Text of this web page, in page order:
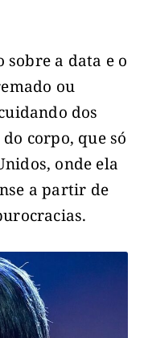
a data e o
ou
dos
corpo, que só
onde ela
a partir de